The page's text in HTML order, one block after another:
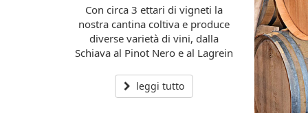
Con circa 3 ettari di vigneti la
nostra cantina coltiva e produce
diverse varietà di vini, dalla
Schiava al Pinot Nero e al Lagrein
leggi tutto